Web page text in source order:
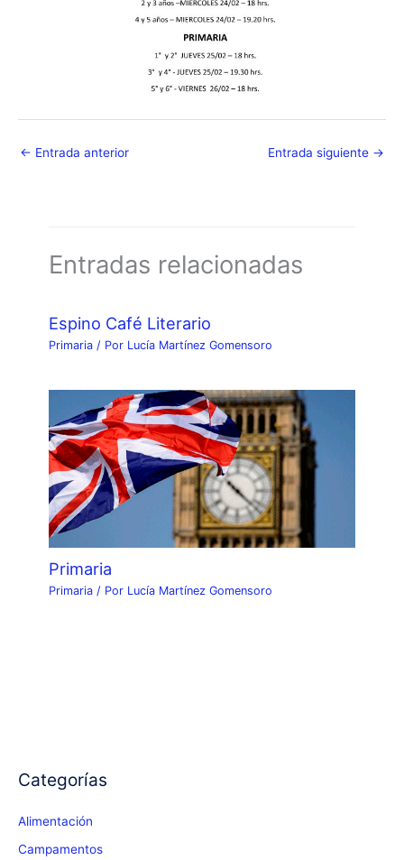
← Entrada anterior Entrada siguiente →
Entradas relacionadas
Espino Café Literario
Primaria / Por Lucía Martínez Gomensoro
Primaria
Primaria / Por Lucía Martínez Gomensoro
Categorías
Alimentación
Campamentos